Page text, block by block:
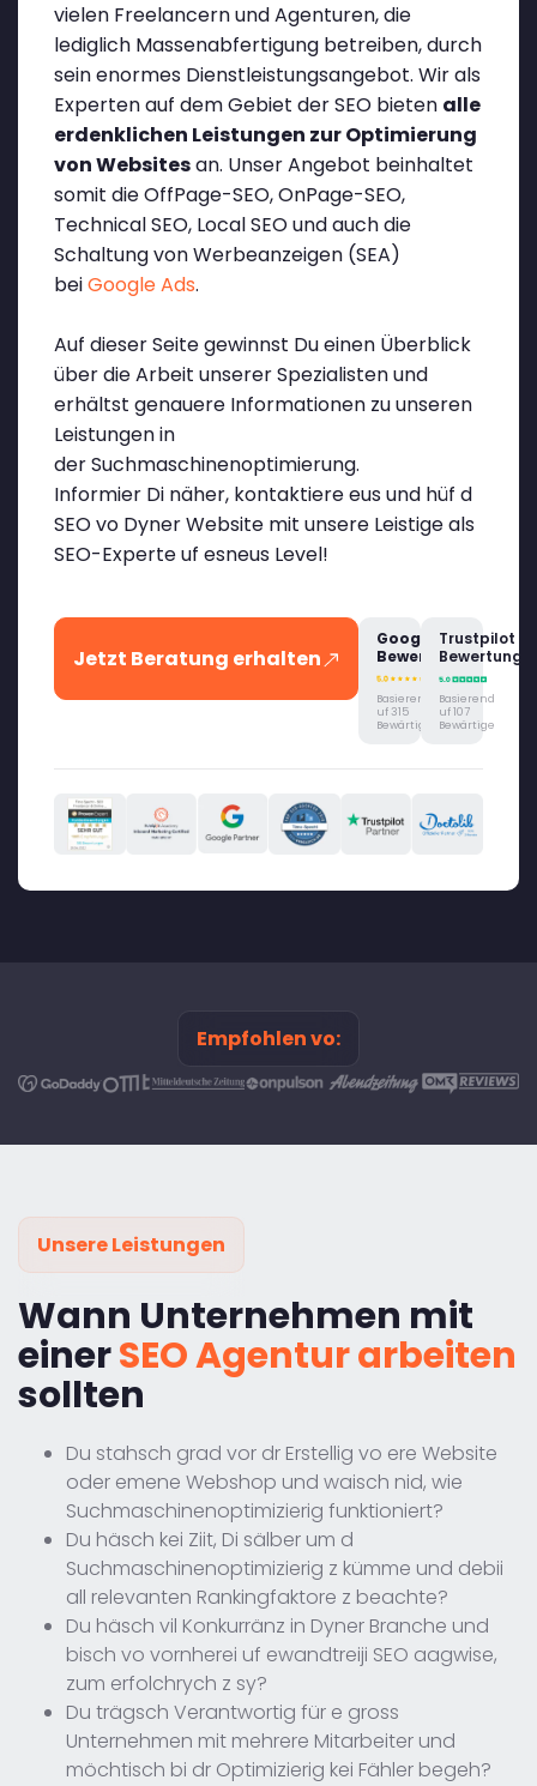
vielen Freelancern und Agenturen, die
lediglich Massenabfertigung betreiben, durch
sein enormes Dienstleistungsangebot. Wir als
Experten auf dem Gebiet der SEO bieten alle
erdenklichen Leistungen zur Optimierung
von Websitesan. Unser Angebot beinhaltet
somit die OffPage-SEO, OnPage-SEO,
Technical SEO, Local SEO und auch die
Schaltung von Werbeanzeigen (SEA)
beiGoogle Ads.
Auf dieser Seite gewinnst Du einen Überblick
über die Arbeit unserer Spezialisten und
erhältst genauere Informationen zu unseren
Leistungen in
der Suchmaschinenoptimierung.
Informier Di näher, kontaktiere eus und hüf d
SEO vo Dyner Website mit unsere Leistige als
SEO-Experte uf esneus Level!
Jetzt Beratung erhalten
Google
Bewertung
Basierend
uf 315
Bewärtige
Trustpilot
Bewertung
Basierend
uf 107
Bewärtige
Empfohlen vo:
Unsere Leistungen
Wann Unternehmen mit
einerSEO Agentur arbeiten
sollten
Du stahsch grad vor dr Erstellig vo ere Website
oder emene Webshop und waisch nid, wie
Suchmaschinenoptimizierig funktioniert?
Du häsch kei Ziit, Di sälber um d
Suchmaschinenoptimizierig z kümme und debii
all relevanten Rankingfaktore z beachte?
Du häsch vil Konkurränz in Dyner Branche und
bisch vo vornherei uf ewandtreiji SEO aagwise,
zum erfolchrych z sy?
Du trägsch Verantwortig für e gross
Unternehmen mit mehrere Mitarbeiter und
möchtisch bi dr Optimizierig kei Fähler begeh?